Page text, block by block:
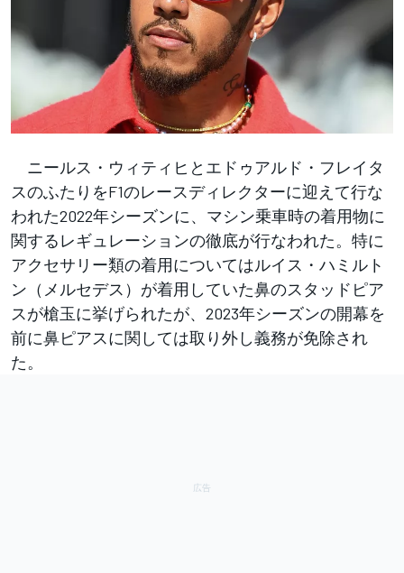
ニールス・ウィティヒとエドゥアルド・フレイタ
スのふたりをF1のレースディレクターに迎えて行な
われた2022年シーズンに、マシン乗車時の着用物に
関するレギュレーションの徹底が行なわれた。特に
アクセサリー類の着用についてはルイス・ハミルト
ン（メルセデス）が着用していた鼻のスタッドピア
スが槍玉に挙げられたが、2023年シーズンの開幕を
前に鼻ピアスに関しては取り外し義務が免除され
た。